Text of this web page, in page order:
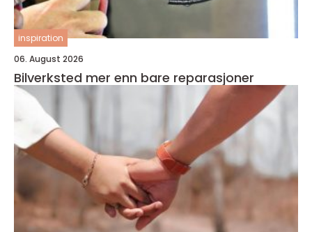
inspiration
06. August 2026
Bilverksted mer enn bare reparasjoner